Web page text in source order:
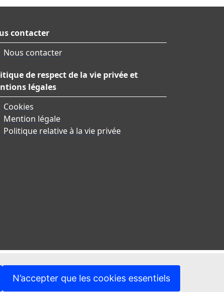
N’accepter que les cookies essentiels
contacter
Nous contacter
de respect de la vie privée et
légales
Cookies
Mention légale
Politique relative à la vie privée